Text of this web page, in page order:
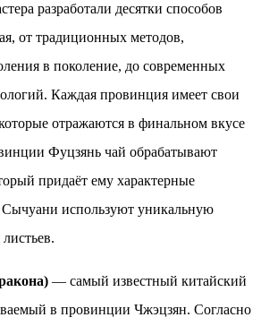
разработали десятки способов
от традиционных методов,
в поколение, до современных
Каждая провинция имеет свои
отражаются в финальном вкусе
Фуцзянь чай обрабатывают
придаёт ему характерные
используют уникальную
— самый известный китайский
в провинции Чжэцзян. Согласно